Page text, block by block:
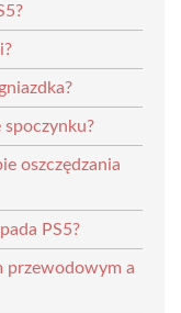
spoczynku?
oszczędzania
PS5?
przewodowym a